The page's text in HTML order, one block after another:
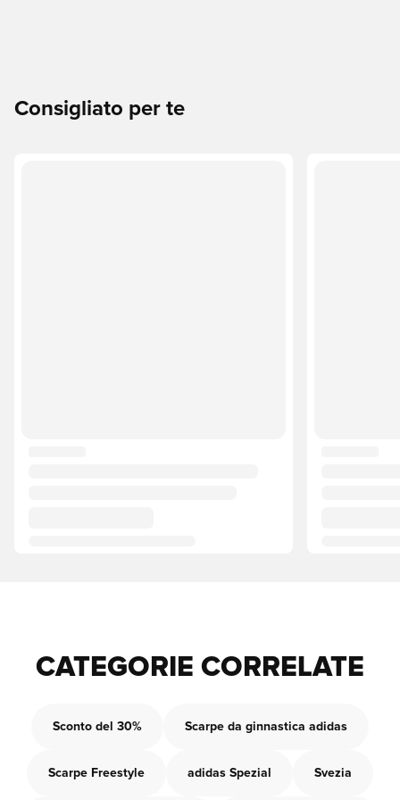
Consigliato per te
CATEGORIE CORRELATE
Sconto del 30% Scarpe da ginnastica adidas
Scarpe Freestyle adidas Spezial Svezia